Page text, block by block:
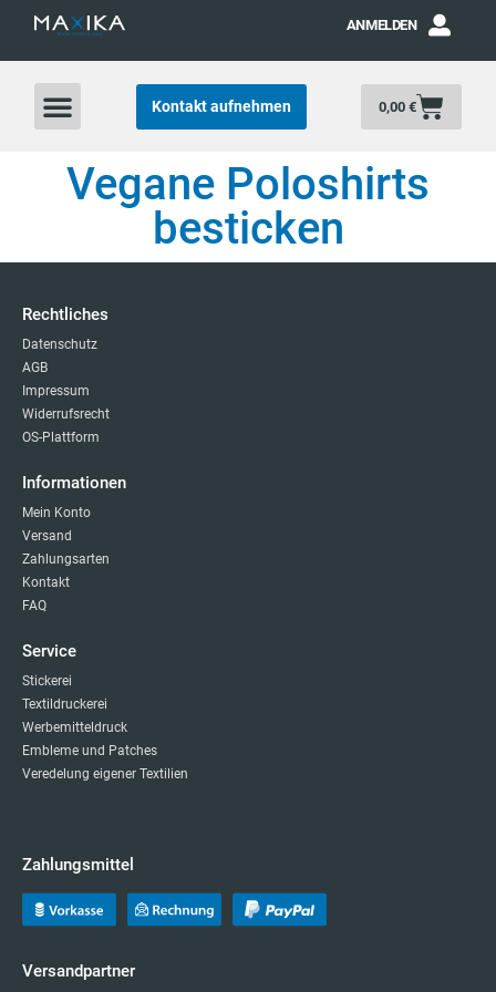
ANMELDEN
Kontakt aufnehmen 0,00 €
Vegane Poloshirts
besticken
Rechtliches
Datenschutz
AGB
Impressum
Widerrufsrecht
OS-Plattform
Informationen
Mein Konto
Versand
Zahlungsarten
Kontakt
FAQ
Service
Stickerei
Textildruckerei
Werbemitteldruck
Embleme und Patches
Veredelung eigener Textilien
Zahlungsmittel
Versandpartner